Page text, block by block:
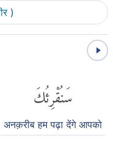
)
سَنُقْرِئُكَ
अनक़रीब हम पढ़ा देंगे आपको